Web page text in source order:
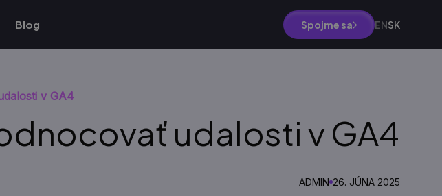
Blog Spojme sa ENSK
v GA4
udalosti v GA4
ADMIN 26. JÚNA 2025